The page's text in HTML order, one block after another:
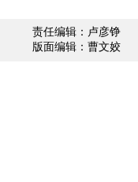
责任编辑：卢彦铮
版面编辑：曹文姣